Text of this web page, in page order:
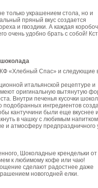
только украшением стола, но и
пряный вкус создается
и гвоздики. А каждая
очень удобно брать с собой!
«Хлебный Спас» и следующие
итальянской рецептуре и
оригинальную вытянутую
Внутри печенья кусочки
ингредиентов
кантуччини были еще вкуснее и
в чашку с любимым
и атмосферу предпраздничного
Шоколадные крендельки
к любимому кофе или чаю!
сделают радостнее даже
новогодней елки.